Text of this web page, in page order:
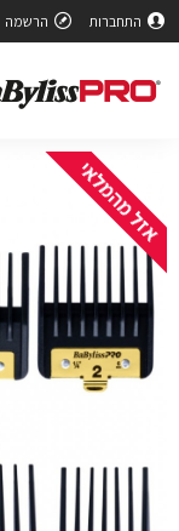
התחברות הרשמה
אזל מהמלאי